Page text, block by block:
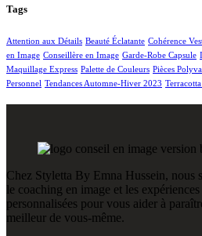
Tags
Attention aux Détails Beauté Éclatante Cohérence
en Image Conseillère en Image Garde-Robe Capsule
Maquillage Express Palette de Couleurs Pièces
Personnel Tendances Automne-Hiver 2023
Chez Styletta By Emna Hussein, nous
le coaching en image et les
personnalisées pour vous aider à
meilleur de vous-même.